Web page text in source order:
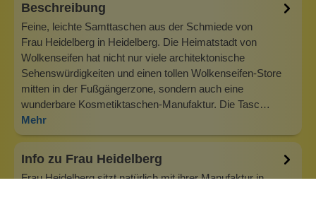
Beschreibung
Feine, leichte Samttaschen aus der Schmiede von
Frau Heidelberg in Heidelberg. Die Heimatstadt von
Wolkenseifen hat nicht nur viele architektonische
Sehenswürdigkeiten und einen tollen Wolkenseifen-Store
mitten in der Fußgängerzone, sondern auch eine
wunderbare Kosmetiktaschen-Manufaktur. Die Tasc…
Mehr
Info zu Frau Heidelberg
Frau Heidelberg sitzt natürlich mit ihrer Manufaktur in